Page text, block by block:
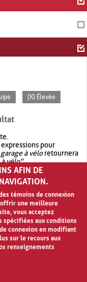
(X) Élevée
pour
garage à véloretournera
vélo".
OR.garage OR vélo
garage à vélo
AFIN DE
témoins de connexion
une meilleure
vous acceptez
spécifiées aux conditions
connexion en modifiant
sur le recours aux
renseignements